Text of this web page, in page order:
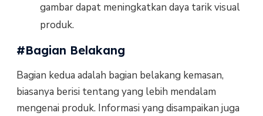
gambar dapat meningkatkan daya tarik visual
produk.
#Bagian Belakang
Bagian kedua adalah bagian belakang kemasan,
biasanya berisi tentang yang lebih mendalam
mengenai produk. Informasi yang disampaikan juga